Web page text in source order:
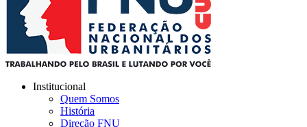
Institucional
Quem Somos
História
Direção FNU